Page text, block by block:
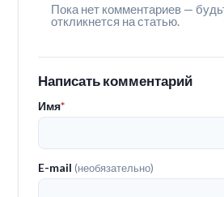
Пока нет комментариев —
откликнется на статью.
Написать комментарий
Имя*
E-mail(необязательно)